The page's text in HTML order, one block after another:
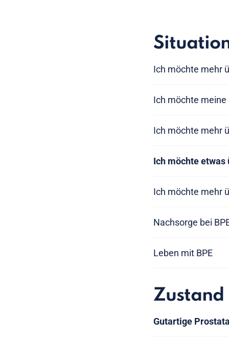
Ich möchte mehr
Ich möchte
Ich möchte mehr
Ich möchte
Ich möchte mehr
Nachsorge bei
Leben mit BPE
Zustand
Gutartige